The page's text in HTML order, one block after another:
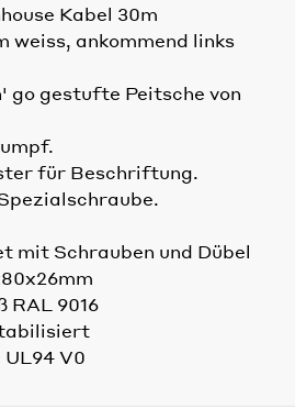
Kabel 30m
weiss, ankommend links
go gestufte Peitsche von
für Beschriftung.
mit Schrauben und Dübel
RAL 9016
V0